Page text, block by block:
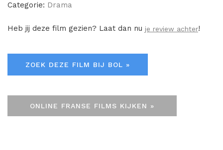
Categorie: Drama
Heb jij deze film gezien? Laat dan nu je review achter!
ZOEK DEZE FILM BIJ BOL »
ONLINE FRANSE FILMS KIJKEN »